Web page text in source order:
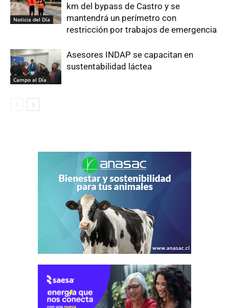
Noticia del Día
km del bypass de Castro y se
mantendrá un perímetro con
restricción por trabajos de emergencia
Campo al Día
Asesores INDAP se capacitan en
sustentabilidad láctea